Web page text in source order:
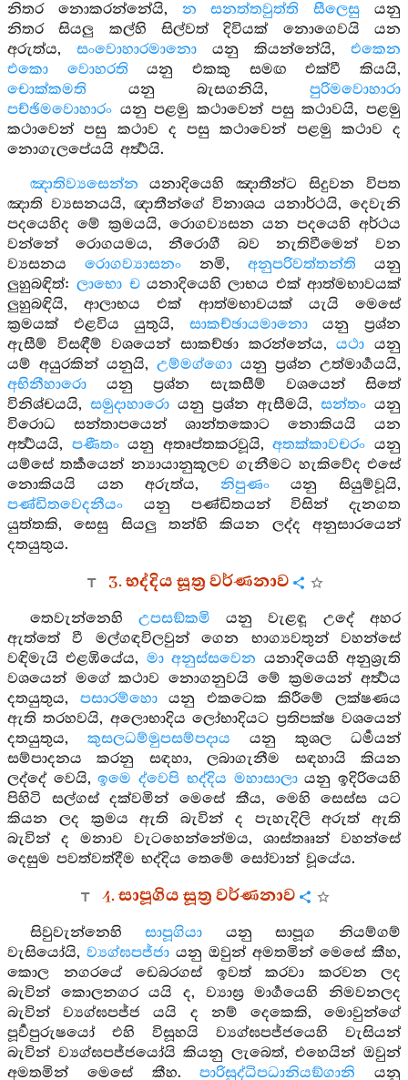
නිතර නොකරන්නේයි, න සනත්තවුත්ති සීලෙසු යනු
නිතර සියලු කල්හි සිල්වත් දිවියක් නොගෙවයි යන
අරුත්ය, සංවොහාරමානො යනු කියන්නේයි, එකෙන
එකො වොහරති යනු එකකු සමඟ එක්වී කියයි,
චොක්කමති යනු බැසගනියි, පුරිමවොහාරා
පච්ඡිමවොහාරං යනු පළමු කථාවෙන් පසු කථාවයි, පළමු
කථාවෙන් පසු කථාව ද පසු කථාවෙන් පළමු කථාව ද
නොගැලපේයයි අර්‍ත්‍ථයි.
ඤාතිව්‍යසෙන්න යනාදියෙහි ඤාතීන්ට සිදුවන විපත
ඤාති ව්‍යසනයයි, ඥාතීන්ගේ විනාශය යනාර්ථයි, දෙවැනි
පදයෙහිද මේ ක්‍රමයයි, රොගව්‍යසන යන පදයෙහි අර්ථය
වන්නේ රොගයමය, නීරොගී බව නැතිවීමෙන් වන
ව්‍යසනය රොගව්‍යාසනං නමි, අනුපරිවත්තන්ති යනු
ලුහුබඳිත්:ලාභො චයනාදියෙහි ලාභය එක් ආත්මභාවයක්
ලුහුබඳියි, ආලාභය එක් ආත්මභාවයක් යැයි මෙසේ
ක්‍රමයක් එළවිය යුතුයි, සාකච්ඡායමානොයනු ප්‍රශ්න
ඇසීම් විසඳීම් වශයෙන් සාකච්ඡා කරන්නේය,යථායනු
යම් අයුරකින් යනුයි, උම්මග්ගො යනු ප්‍රශ්න උත්මාර්‍ගයයි,
අභිනීහාරො යනු ප්‍රශ්න සැකසීම් වශයෙන් සිතේ
විනිශ්චයයි, සමුදාහාරො යනු ප්‍රශ්න ඇසීමයි, සන්තං යනු
විරොධ සන්තාපයෙන් ශාන්තකොට නොකියයි යන
අර්‍ත්‍ථයයි, පණීතංයනු අතෘප්තකරවූයි,අතක්කාවචරංයනු
යම්සේ තර්‍කයෙන් න්‍යායානුකූලව ගැනීමට හැකිවේද එසේ
නොකියයි යන අරුත්ය, නිපුණංයනු සියුම්වූයි,
පණ්ඩිතවෙදනීයං යනු පණ්ඩිතයන් විසින් දැනගත
යුත්තකි, සෙසු සියලු තන්හි කියන ලද්ද අනුසාරයෙන්
දතයුතුය.
3. භද්දිය සූත්‍ර වර්ණනාව
තෙවැන්නෙහි උපසඞ්කමියනු වැළඳූ උදේ අහර
ඇත්තේ වී මල්ගඳවිලවුන් ගෙන භාග්‍යවතුන් වහන්සේ
වඳිමැයි එළඹියේය, මා අනුස්සවෙන යනාදියෙහි අනුශ්‍රැති
වශයෙන් මගේ කථාව නොගනුවයි මේ ක්‍රමයෙන් අර්‍ත්‍ථය
දතයුතුය, පසාරම්හොයනු එකටෙක කිරීමේ ලක්ෂණය
ඇති තරහවයි, අලොභාදිය ලෝභාදියට ප්‍රතිපක්ෂ වශයෙන්
දතයුතුය, කුසලධම්මුපසම්පදාය යනු කුශල ධර්‍මයන්
සම්පාදනය කරනු සඳහා, ලබාගැනීම සඳහායි කියන
ලද්දේ වෙයි,ඉමෙ ද්වෙපි භද්දිය මහාසාලායනු ඉදිරියෙහි
පිහිටි සල්ගස් දක්වමින් මෙසේ කීය, මෙහි සෙස්ස යට
කියන ලද ක්‍රමය ඇති බැවින් ද පැහැදිලි අරුත් ඇති
බැවින් ද මනාව වැටහෙන්නේමය, ශාස්තෲන් වහන්සේ
දෙසුම පවත්වත්දීම භද්දිය තෙමේ සෝවාන් වූයේය.
4. සාපූගිය සූත්‍ර වර්ණනාව
සිවුවැන්නෙහිසාපූගියා යනු සාපූග නියම්ගම්
වැසියෝයි, ව්‍යග්ඝපජ්ජා යනු ඔවුන් අමතමින් මෙසේ කීහ,
කොල නගරයේ ඩෙබරගස් ඉවත් කරවා කරවන ලද
බැවින් කොලනගර යයි ද, ව්‍යාඝ්‍ර මාර්‍ගයෙහි නිමවනලද
බැවින් ව්‍යග්ඝපජ්ජ යයි ද නම් දෙකෙකි, මොවුන්ගේ
පූර්‍වපුරුෂයෝ එහි විසූහයි ව්‍යග්ඝපජ්ජයෙහි වැසියන්
බැවින් ව්‍යග්ඝපජ්ජයෝයි කියනු ලැබෙත්, එහෙයින් ඔවුන්
අමතමින් මෙසේ කීහ.පාරිසුද්ධිපධානියඞ්ගානි යනු